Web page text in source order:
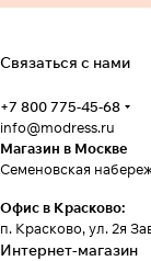
Связаться с нами
+7 800 775-45-68
info@modress.ru
Магазин в Москве
Семеновская
Офис в Красково:
п. Красково, ул. 2я
Интернет-магазин